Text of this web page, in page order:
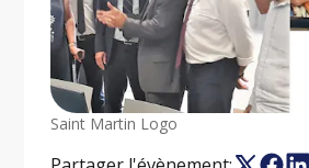
Saint Martin Logo